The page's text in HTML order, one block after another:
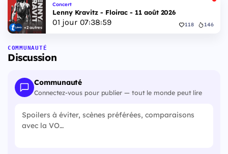
+2 autres
Concert
Lenny Kravitz - Floirac - 11 août 2026
01 jour 07:38:58 118 146
COMMUNAUTÉ
Discussion
Communauté
Connectez-vous pour publier — tout le monde peut lire